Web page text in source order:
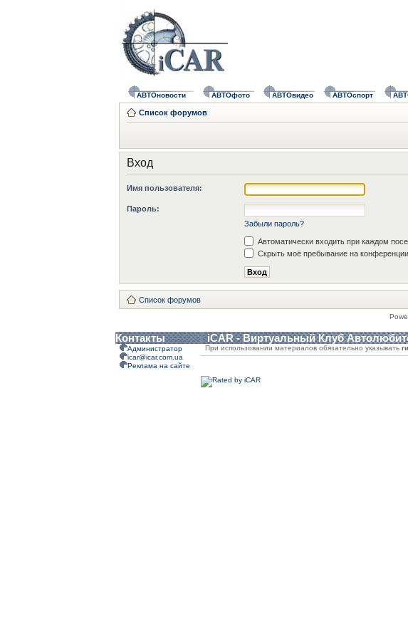
АВТОновости АВТОфото АВТОвидео АВТОспорт
Список форумов
Вход
Имя пользователя:
Пароль:
Забыли пароль?
Автоматически входить при каждом
Скрыть моё пребывание на конференции
Список форумов
Контакты iCAR - Виртуальный Клуб
Администратор
icar@icar.com.ua
Реклама на сайте
При использовании материалов обязательно указывать